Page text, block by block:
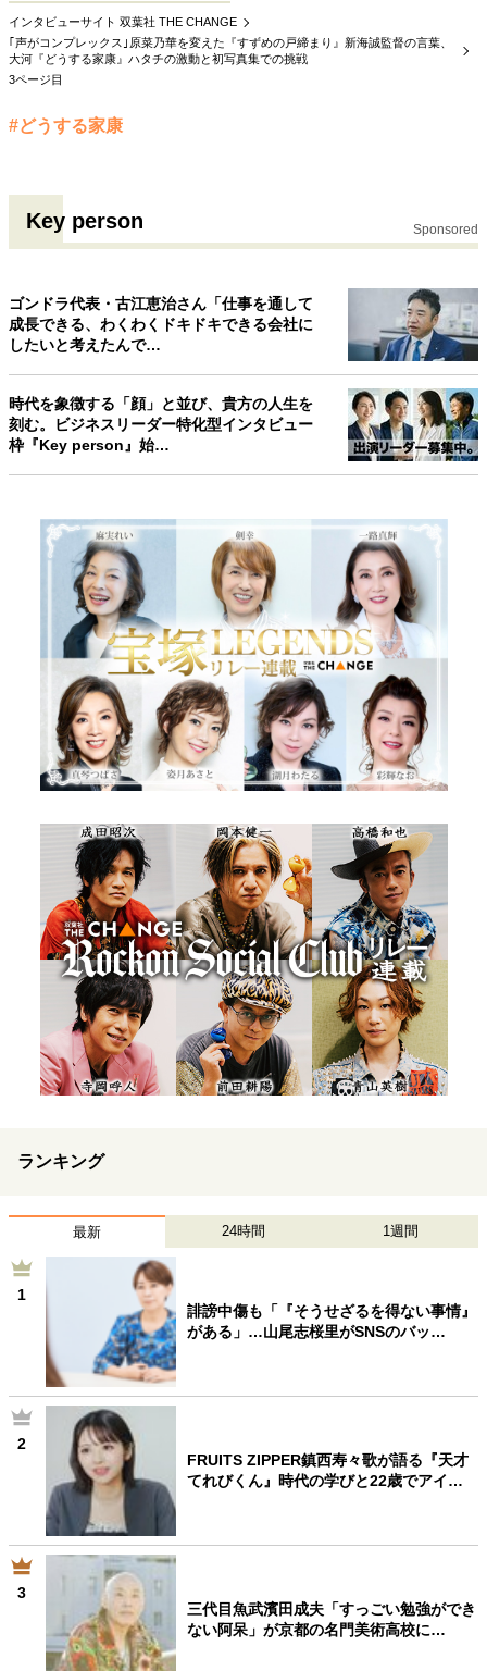
インタビューサイト 双葉社 THE CHANGE
｢声がコンプレックス｣原菜乃華を変えた『すずめの戸締まり』新海誠監督の言葉、
大河『どうする家康』ハタチの激動と初写真集での挑戦
3ページ目
#どうする家康
Key person Sponsored
ゴンドラ代表・古江恵治さん「仕事を通して
成長できる、わくわくドキドキできる会社に
したいと考えたんで…
時代を象徴する「顔」と並び、貴方の人生を
刻む。ビジネスリーダー特化型インタビュー
枠『Key person』始…
ランキング
最新 24時間 1週間
1
誹謗中傷も「『そうせざるを得ない事情』
がある」…山尾志桜里がSNSのバッ…
2
FRUITS ZIPPER鎮西寿々歌が語る『天才
てれびくん』時代の学びと22歳でアイ…
3
三代目魚武濱田成夫「すっごい勉強ができ
ない阿呆」が京都の名門美術高校に…